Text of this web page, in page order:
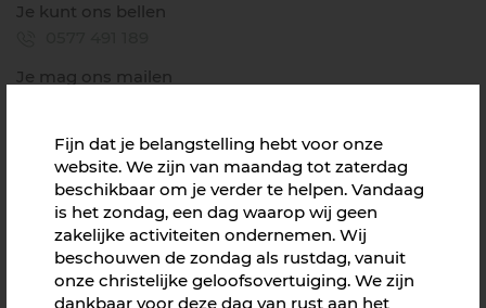
Je kunt ons bellen
Je mag ons mailen
Aanbevolen producten
Fijn dat je belangstelling hebt voor onze
website. We zijn van maandag tot zaterdag
beschikbaar om je verder te helpen. Vandaag
is het zondag, een dag waarop wij geen
zakelijke activiteiten ondernemen. Wij
beschouwen de zondag als rustdag, vanuit
onze christelijke geloofsovertuiging. We zijn
dankbaar voor deze dag van rust aan het